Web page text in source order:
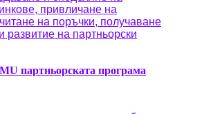
партньорската програма